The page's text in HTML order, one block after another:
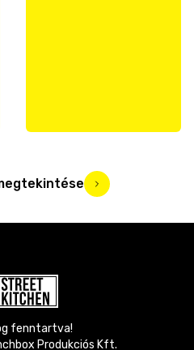
fenntartva!
Produkciós Kft.